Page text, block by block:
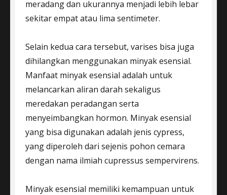
meradang dan ukurannya menjadi lebih lebar
sekitar empat atau lima sentimeter.
Selain kedua cara tersebut, varises bisa juga
dihilangkan menggunakan minyak esensial.
Manfaat minyak esensial adalah untuk
melancarkan aliran darah sekaligus
meredakan peradangan serta
menyeimbangkan hormon. Minyak esensial
yang bisa digunakan adalah jenis cypress,
yang diperoleh dari sejenis pohon cemara
dengan nama ilmiah cupressus sempervirens.
Minyak esensial memiliki kemampuan untuk